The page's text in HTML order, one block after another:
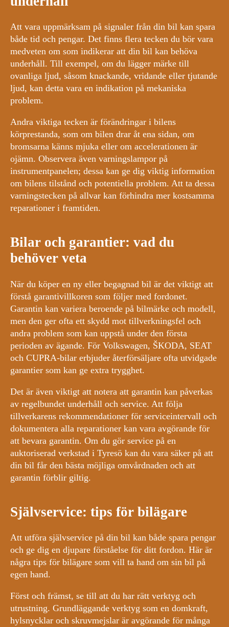
Att vara uppmärksam på signaler från din bil kan spara
både tid och pengar. Det finns flera tecken du bör vara
medveten om som indikerar att din bil kan behöva
underhåll. Till exempel, om du lägger märke till
ovanliga ljud, såsom knackande, vridande eller tjutande
ljud, kan detta vara en indikation på mekaniska
problem.
Andra viktiga tecken är förändringar i bilens
körprestanda, som om bilen drar åt ena sidan, om
bromsarna känns mjuka eller om accelerationen är
ojämn. Observera även varningslampor på
instrumentpanelen; dessa kan ge dig viktig information
om bilens tilstånd och potentiella problem. Att ta dessa
varningstecken på allvar kan förhindra mer kostsamma
reparationer i framtiden.
Bilar och garantier: vad du
behöver veta
När du köper en ny eller begagnad bil är det viktigt att
förstå garantivillkoren som följer med fordonet.
Garantin kan variera beroende på bilmärke och modell,
men den ger ofta ett skydd mot tillverkningsfel och
andra problem som kan uppstå under den första
perioden av ägande. För Volkswagen, ŠKODA, SEAT
och CUPRA-bilar erbjuder återförsäljare ofta utvidgade
garantier som kan ge extra trygghet.
Det är även viktigt att notera att garantin kan påverkas
av regelbundet underhåll och service. Att följa
tillverkarens rekommendationer för serviceintervall och
dokumentera alla reparationer kan vara avgörande för
att bevara garantin. Om du gör service på en
auktoriserad verkstad i Tyresö kan du vara säker på att
din bil får den bästa möjliga omvårdnaden och att
garantin förblir giltig.
Självservice: tips för bilägare
Att utföra självservice på din bil kan både spara pengar
och ge dig en djupare förståelse för ditt fordon. Här är
några tips för bilägare som vill ta hand om sin bil på
egen hand.
Först och främst, se till att du har rätt verktyg och
utrustning. Grundläggande verktyg som en domkraft,
hylsnycklar och skruvmejslar är avgörande för många